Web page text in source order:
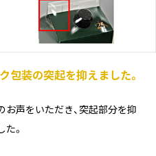
包装の突起を抑えました。
声をいただき、突起部分を抑
。